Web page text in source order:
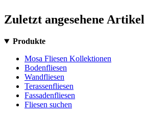
Zuletzt angesehene Artikel
Produkte
Mosa Fliesen Kollektionen
Bodenfliesen
Wandfliesen
Terassenfliesen
Fassadenfliesen
Fliesen suchen